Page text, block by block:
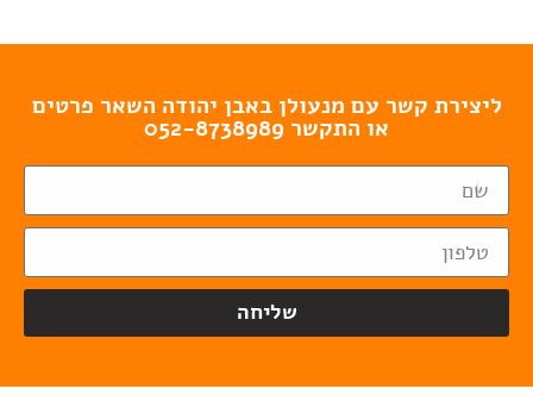
ליצירת קשר עם מנעולן באבן יהודה השאר פרטים
או התקשר 052-8738989
שליחה